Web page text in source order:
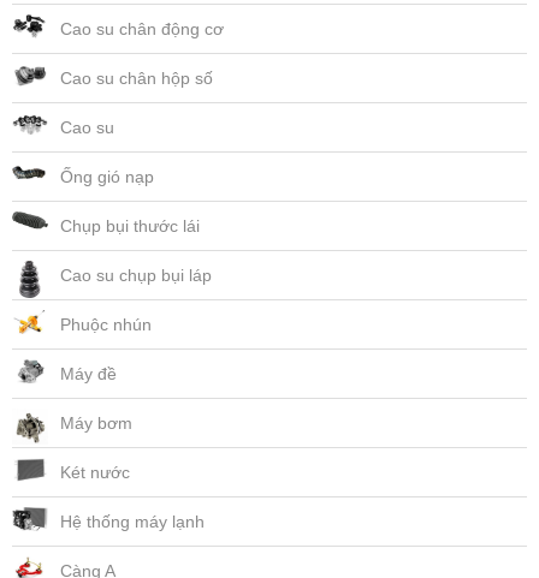
Cao su chân động cơ
Cao su chân hộp số
Cao su
Ống gió nạp
Chụp bụi thước lái
Cao su chụp bụi láp
Phuộc nhún
Máy đề
Máy bơm
Két nước
Hệ thống máy lạnh
Càng A